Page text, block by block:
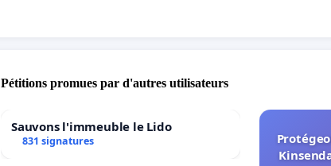
Pétitions promues par d'autres utilisateurs
Sauvons l'immeuble le Lido
831 signatures